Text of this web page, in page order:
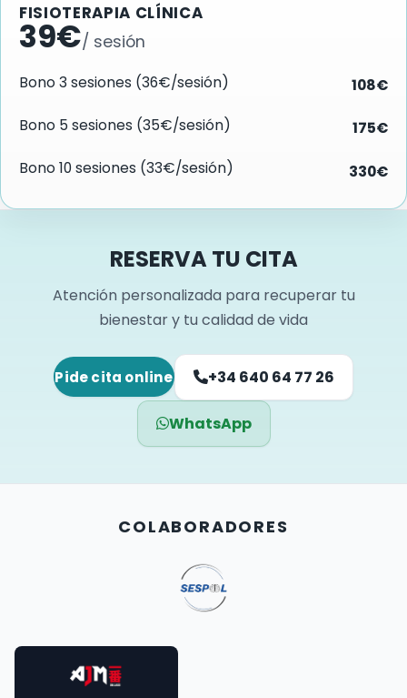
FISIOTERAPIA CLÍNICA
39€/ sesión
Bono 3 sesiones (36€/sesión) 108€
Bono 5 sesiones (35€/sesión) 175€
Bono 10 sesiones (33€/sesión) 330€
RESERVA TU CITA
Atención personalizada para recuperar tu
bienestar y tu calidad de vida
Pide cita online +34 640 64 77 26
WhatsApp
COLABORADORES